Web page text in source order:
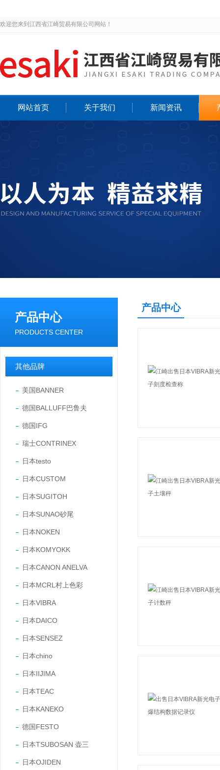
欢迎您来到江西省江崎贸易有限公司网站！
网站首页 关于我们 新闻资讯
产品中心
PRODUCTS CENTER
其他品牌
美国BANNER
德国BALLUFF巴鲁夫
德国IFG
瑞士CONTRINEX
日本testo
日本CUSTOM
日本SUGITOH
日本SUNAO砂尾
日本NOKEN
日本KOMYOKK
日本CANON ANELVA
日本MCRL村上色彩
日本VIBRA
日本DAICO
日本SENSEZ
日本chino
日本IIJIMA
日本TEAC
日本KANEKO
德国FESTO
日本TSUBOSAN 壶三
日本OJIDEN
产品中心